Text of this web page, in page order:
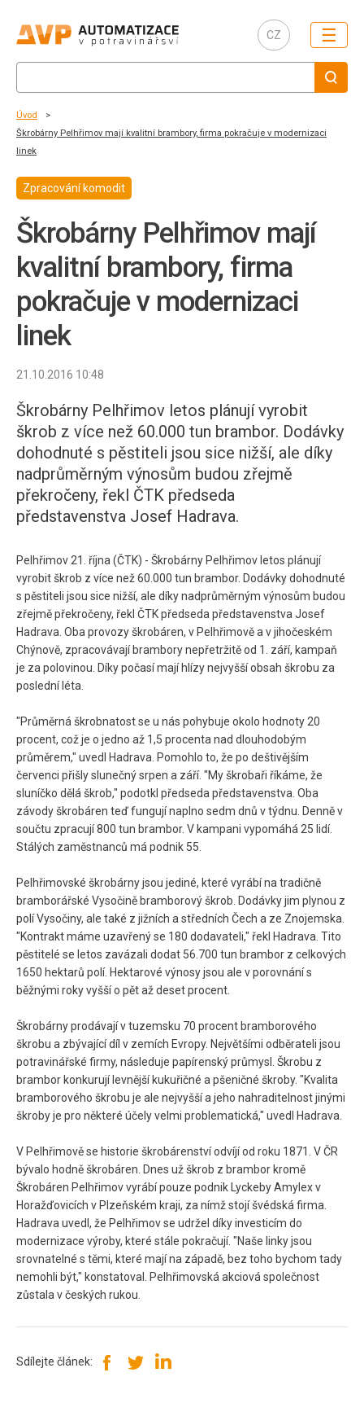
CZ ☰
Úvod
Škrobárny Pelhřimov mají kvalitní brambory, firma pokračuje v modernizaci
linek
Zpracování komodit
Škrobárny Pelhřimov mají
kvalitní brambory, firma
pokračuje v modernizaci
linek
21.10.2016 10:48
Škrobárny Pelhřimov letos plánují vyrobit
škrob z více než 60.000 tun brambor. Dodávky
dohodnuté s pěstiteli jsou sice nižší, ale díky
nadprůměrným výnosům budou zřejmě
překročeny, řekl ČTK předseda
představenstva Josef Hadrava.
Pelhřimov 21. října (ČTK) - Škrobárny Pelhřimov letos plánují
vyrobit škrob z více než 60.000 tun brambor. Dodávky dohodnuté
s pěstiteli jsou sice nižší, ale díky nadprůměrným výnosům budou
zřejmě překročeny, řekl ČTK předseda představenstva Josef
Hadrava. Oba provozy škrobáren, v Pelhřimově a v jihočeském
Chýnově, zpracovávají brambory nepřetržitě od 1. září, kampaň
je za polovinou. Díky počasí mají hlízy nejvyšší obsah škrobu za
poslední léta.
"Průměrná škrobnatost se u nás pohybuje okolo hodnoty 20
procent, což je o jedno až 1,5 procenta nad dlouhodobým
průměrem," uvedl Hadrava. Pomohlo to, že po deštivějším
červenci přišly slunečný srpen a září. "My škrobaři říkáme, že
sluníčko dělá škrob," podotkl předseda představenstva. Oba
závody škrobáren teď fungují naplno sedm dnů v týdnu. Denně v
součtu zpracují 800 tun brambor. V kampani vypomáhá 25 lidí.
Stálých zaměstnanců má podnik 55.
Pelhřimovské škrobárny jsou jediné, které vyrábí na tradičně
bramborářské Vysočině bramborový škrob. Dodávky jim plynou z
polí Vysočiny, ale také z jižních a středních Čech a ze Znojemska.
"Kontrakt máme uzavřený se 180 dodavateli," řekl Hadrava. Tito
pěstitelé se letos zavázali dodat 56.700 tun brambor z celkových
1650 hektarů polí. Hektarové výnosy jsou ale v porovnání s
běžnými roky vyšší o pět až deset procent.
Škrobárny prodávají v tuzemsku 70 procent bramborového
škrobu a zbývající díl v zemích Evropy. Největšími odběrateli jsou
potravinářské firmy, následuje papírenský průmysl. Škrobu z
brambor konkurují levnější kukuřičné a pšeničné škroby. "Kvalita
bramborového škrobu je ale nejvyšší a jeho nahraditelnost jinými
škroby je pro některé účely velmi problematická," uvedl Hadrava.
V Pelhřimově se historie škrobárenství odvíjí od roku 1871. V ČR
bývalo hodně škrobáren. Dnes už škrob z brambor kromě
Škrobáren Pelhřimov vyrábí pouze podnik Lyckeby Amylex v
Horažďovicích v Plzeňském kraji, za nímž stojí švédská firma.
Hadrava uvedl, že Pelhřimov se udržel díky investicím do
modernizace výroby, které stále pokračují. "Naše linky jsou
srovnatelné s těmi, které mají na západě, bez toho bychom tady
nemohli být," konstatoval. Pelhřimovská akciová společnost
zůstala v českých rukou.
Sdílejte článek: